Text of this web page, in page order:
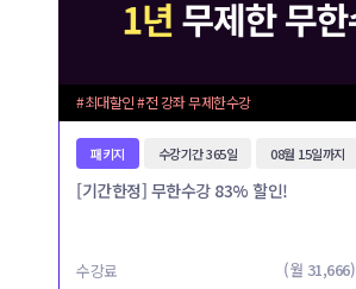
#최대할인 #전 강좌 무제한수강
패키지 수강기간 365일 08월 15일까지
[기간한정] 무한수강 83% 할인!
수강료 (월 31,666)